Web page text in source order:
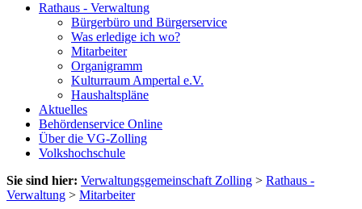
Rathaus - Verwaltung
Bürgerbüro und Bürgerservice
Was erledige ich wo?
Mitarbeiter
Organigramm
Kulturraum Ampertal e.V.
Haushaltspläne
Aktuelles
Behördenservice Online
Über die VG-Zolling
Volkshochschule
Sie sind hier: Verwaltungsgemeinschaft Zolling > Rathaus -
Verwaltung > Mitarbeiter